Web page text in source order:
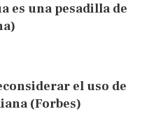
es una pesadilla de
el uso de
(Forbes)